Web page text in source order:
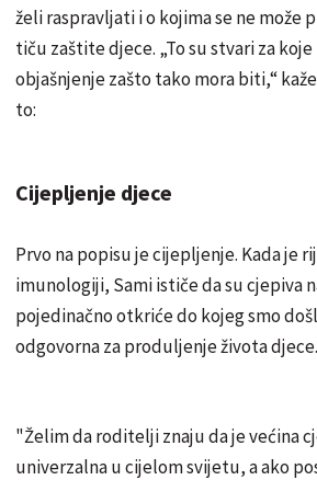
želi raspravljati i o kojima se ne može
tiču zaštite djece. „To su stvari za
objašnjenje zašto tako mora biti,“
to:
Cijepljenje djece
Prvo na popisu je cijepljenje. Kada je
imunologiji, Sami ističe da su cjepiva
pojedinačno otkriće do kojeg smo
odgovorna za produljenje života djece.
"Želim da roditelji znaju da je većina
univerzalna u cijelom svijetu, a ako